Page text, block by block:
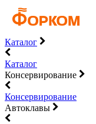
Каталог
Каталог
Консервирование
Консервирование
Автоклавы